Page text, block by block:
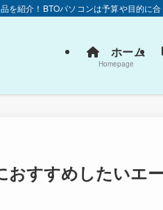
紹介！BTOパソコンは予算や目的に合
ホーム
Homepage
おすすめしたいエ